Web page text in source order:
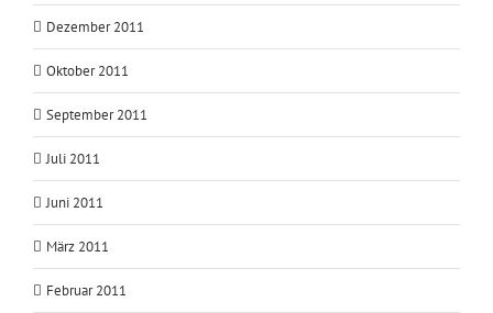
Dezember 2011
Oktober 2011
September 2011
Juli 2011
Juni 2011
März 2011
Februar 2011